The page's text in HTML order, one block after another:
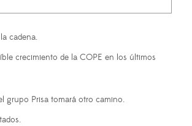
cadena.
crecimiento de la COPE en los últimos
grupo Prisa tomará otro camino.